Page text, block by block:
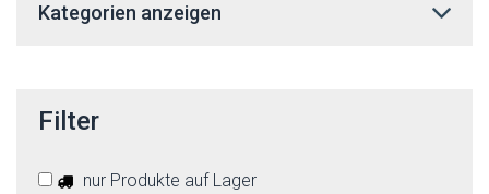
Kategorien anzeigen
Filter
nur Produkte auf Lager